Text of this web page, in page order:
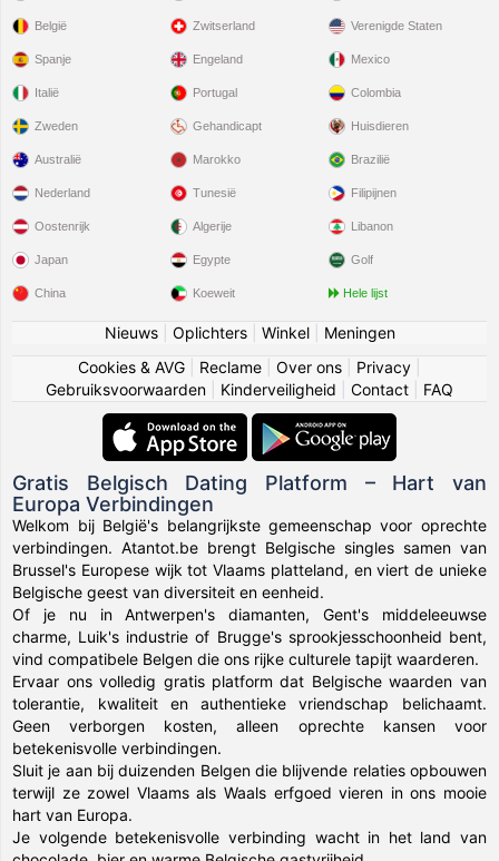
België
Spanje
Italië
Zweden
Zwitserland
Engeland
Portugal
Gehandicapt
Verenigde Staten
Mexico
Colombia
Huisdieren
Australië
Nederland
Oostenrijk
Japan
China
Marokko
Tunesië
Algerije
Egypte
Koeweit
Brazilië
Filipijnen
Libanon
Golf
Hele lijst
Nieuws| Oplichters| Winkel| Meningen
Cookies & AVG
Reclame Over ons Privacy
Gebruiksvoorwaarden
Kinderveiligheid Contact FAQ
Gratis Belgisch Dating Platform – Hart van
Europa Verbindingen
Welkom bij België's belangrijkste gemeenschap voor oprechte
verbindingen. Atantot.be brengt Belgische singles samen van
Brussel's Europese wijk tot Vlaams platteland, en viert de unieke
Belgische geest van diversiteit en eenheid.
Of je nu in Antwerpen's diamanten, Gent's middeleeuwse
charme, Luik's industrie of Brugge's sprookjesschoonheid bent,
vind compatibele Belgen die ons rijke culturele tapijt waarderen.
Ervaar ons volledig gratis platform dat Belgische waarden van
tolerantie, kwaliteit en authentieke vriendschap belichaamt.
Geen verborgen kosten, alleen oprechte kansen voor
betekenisvolle verbindingen.
Sluit je aan bij duizenden Belgen die blijvende relaties opbouwen
terwijl ze zowel Vlaams als Waals erfgoed vieren in ons mooie
hart van Europa.
Je volgende betekenisvolle verbinding wacht in het land van